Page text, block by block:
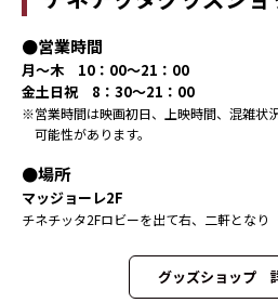
営業時間
月～木 10：00～21：00
金土日祝 8：30～21：00
営業時間は映画初日、上映時間、混雑状
可能性があります。
場所
マッジョーレ2F
チネチッタ2Fロビーを出て右、二軒となり
グッズショップ